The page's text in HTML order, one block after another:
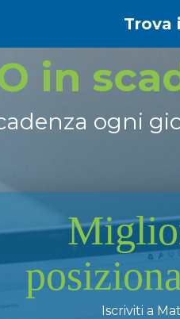
Trova
in
ogni
Iscriviti a